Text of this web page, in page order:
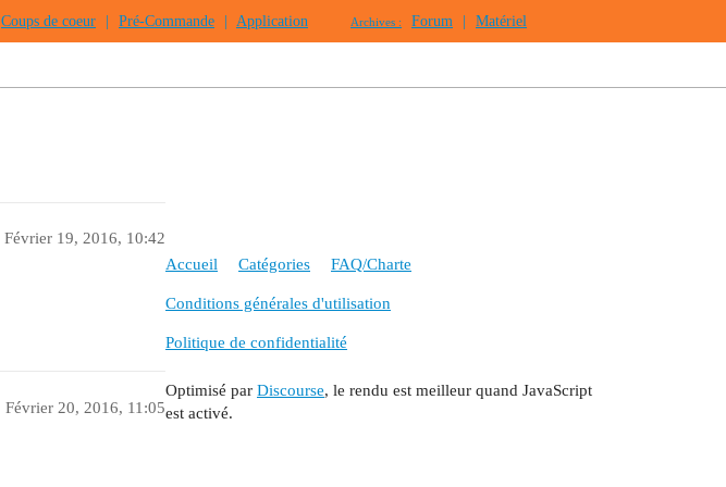
Coups de coeur Pré-Commande Application Archives : Forum Matériel
Février 19, 2016, 10:42
Février 20, 2016, 11:05
Accueil Catégories FAQ/Charte
Conditions générales d'utilisation
Politique de confidentialité
Optimisé par Discourse, le rendu est meilleur quand JavaScript
est activé.